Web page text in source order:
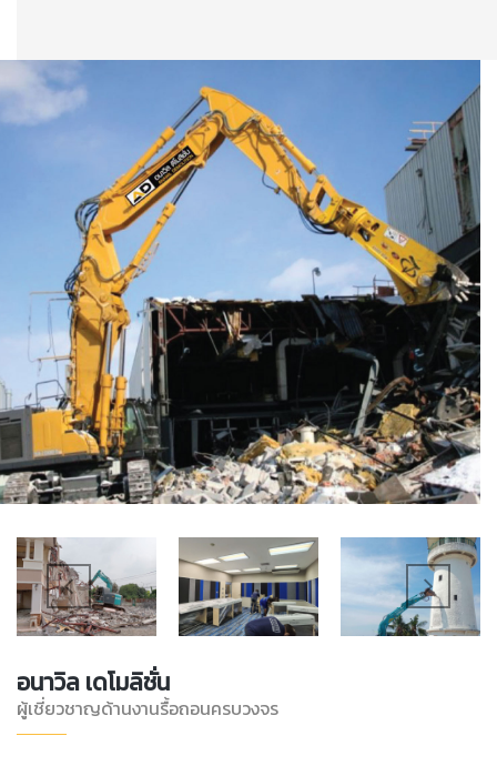
อนาวิล เดโมลิชั่น
ผู้เชี่ยวชาญด้านงานรื้อถอนครบวงจร